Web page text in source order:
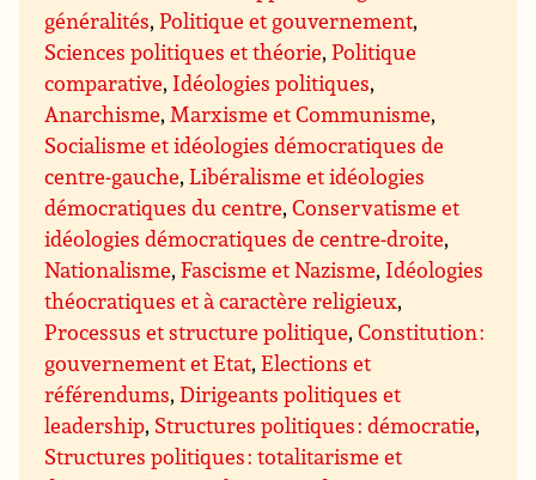
généralités,Politique et gouvernement,
Sciences politiques et théorie,Politique
comparative, Idéologies politiques,
Anarchisme,Marxisme et Communisme,
Socialisme et idéologies démocratiques de
centre-gauche,Libéralisme et idéologies
démocratiques du centre,Conservatisme et
idéologies démocratiques de centre-droite,
Nationalisme,Fascisme et Nazisme, Idéologies
théocratiques et à caractère religieux,
Processus et structure politique,Constitution :
gouvernement et Etat,Elections et
référendums,Dirigeants politiques et
leadership, Structures politiques : démocratie,
Structures politiques : totalitarisme et